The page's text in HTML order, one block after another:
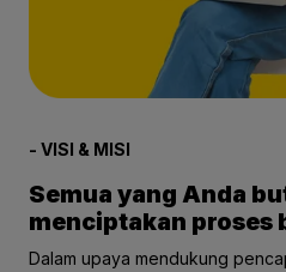
- VISI & MISI
Semua yang Anda
menciptakan proses
Dalam upaya mendukung